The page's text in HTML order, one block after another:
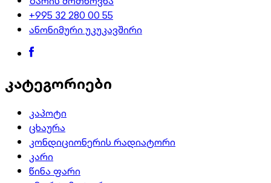
+995 32 280 00 55
ანონიმური უკუკავშირი
კატეგორიები
კაპოტი
ცხაურა
კონდიციონერის რადიატორი
კარი
წინა ფარი